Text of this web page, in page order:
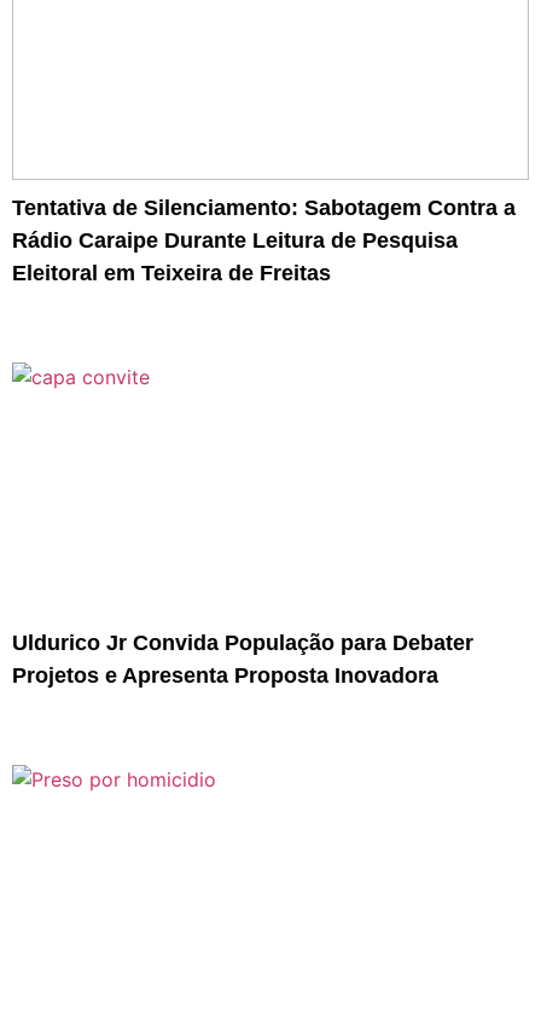
Tentativa de Silenciamento: Sabotagem Contra a
Rádio Caraipe Durante Leitura de Pesquisa
Eleitoral em Teixeira de Freitas
Uldurico Jr Convida População para Debater
Projetos e Apresenta Proposta Inovadora